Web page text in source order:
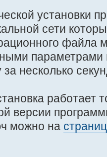
установки
сети
файла
параметрами
несколько
работает
версии
можно на